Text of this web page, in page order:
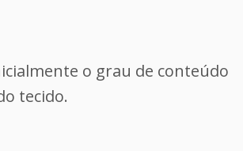
o grau de conteúdo
tecido.